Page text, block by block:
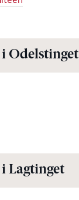
Odelstinget
Lagtinget